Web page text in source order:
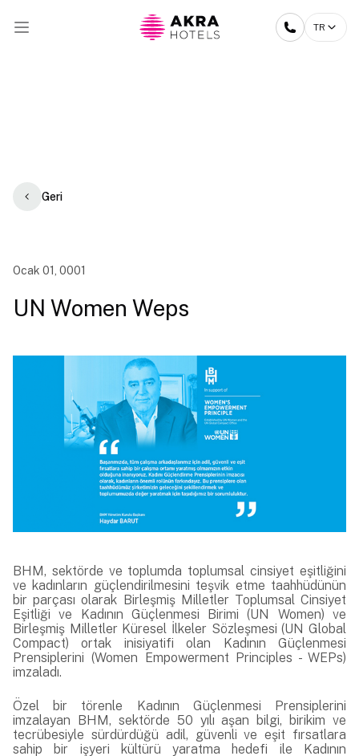
TR
Geri
Ocak 01, 0001
UN Women Weps
BHM, sektörde ve toplumda toplumsal cinsiyet eşitliğini
ve kadınların güçlendirilmesini teşvik etme taahhüdünün
bir parçası olarak Birleşmiş Milletler Toplumsal Cinsiyet
Eşitliği ve Kadının Güçlenmesi Birimi (UN Women) ve
Birleşmiş Milletler Küresel İlkeler Sözleşmesi (UN Global
Compact) ortak inisiyatifi olan Kadının Güçlenmesi
Prensiplerini (Women Empowerment Principles - WEPs)
imzaladı.
Özel bir törenle Kadının Güçlenmesi Prensiplerini
imzalayan BHM, sektörde 50 yılı aşan bilgi, birikim ve
tecrübesiyle sürdürdüğü adil, güvenli ve eşit fırsatlara
sahip bir işyeri kültürü yaratma hedefi ile Kadının